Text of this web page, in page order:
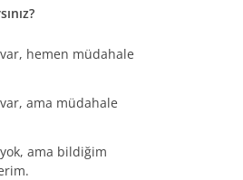
hemen müdahale
ama müdahale
ama bildiğim